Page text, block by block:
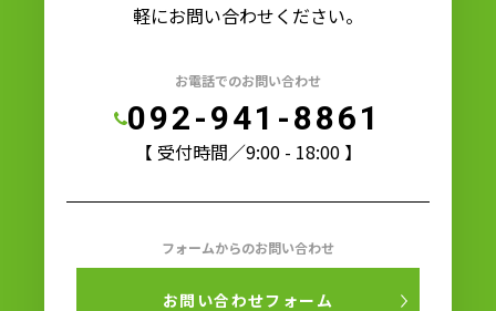
軽にお問い合わせください。
お電話でのお問い合わせ
092-941-8861
【 受付時間／9:00 - 18:00 】
フォームからのお問い合わせ
お問い合わせフォーム